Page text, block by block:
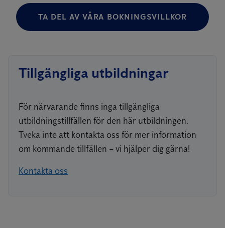
Hur man identifierar hjärtstopp.
Att larma 112.
både en- och två-livräddarteknik.
Att lägga en person i stabilt sidoläge.
Att åtgärda luftvägsstopp.
Utökad scenarioträning med hjärtstartare.
TA DEL AV VÅRA BOKNINGSVILLKOR
Tillgängliga utbildningar
För närvarande finns inga tillgängliga
utbildningstillfällen för den här utbildningen.
Tveka inte att kontakta oss för mer information
om kommande tillfällen – vi hjälper dig gärna!
Kontakta oss